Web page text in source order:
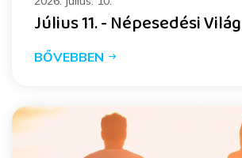
Július 11. - Népesedési
BŐVEBBEN